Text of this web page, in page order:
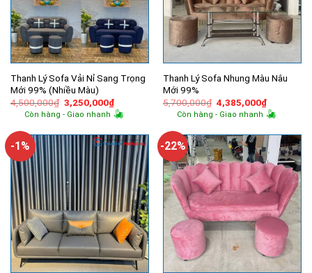
Thanh Lý Sofa Vải Nỉ Sang Trọng
Mới 99% (Nhiều Màu)
4,500,000₫ Giá
gốc
là:
3,250,000₫Giá
hiện
tại
3,250,000₫.
Còn hàng - Giao nhanh
Thanh Lý Sofa Nhung Màu Nâu
Mới 99%
5,700,000₫ Giá
gốc
là:
4,385,000₫Giá
hiện
tại
Còn hàng - Giao nhanh
-1% -22%